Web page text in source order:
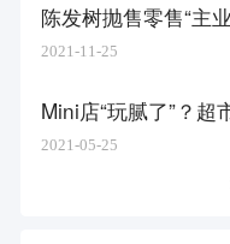
陈发树抛售零售“主
2021-11-25
Mini店“玩腻了”？超
2021-05-25